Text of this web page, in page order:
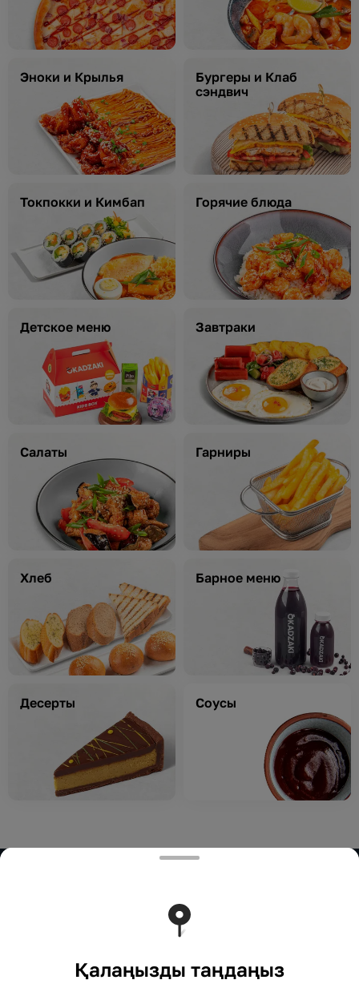
Эноки и Крылья
Бургеры и Клаб
сэндвич
Токпокки и Кимбап Горячие блюда
Детское меню Завтраки
Салаты Гарниры
Хлеб Барное меню
Десерты Соусы
Тиімді ядрода жұмыс істейді
Қалаңызды таңдаңыз